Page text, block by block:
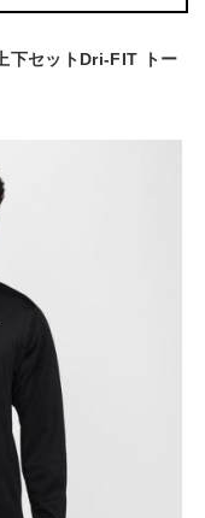
下セットDri-FIT トー